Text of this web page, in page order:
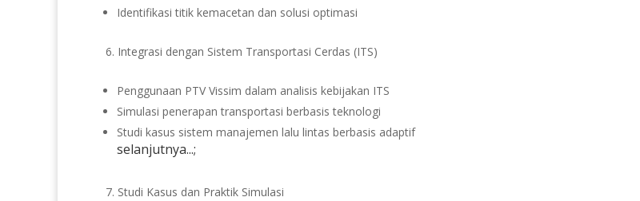
Identifikasi titik kemacetan dan solusi optimasi
Integrasi dengan Sistem Transportasi Cerdas (ITS)
Penggunaan PTV Vissim dalam analisis kebijakan ITS
Simulasi penerapan transportasi berbasis teknologi
Studi kasus sistem manajemen lalu lintas berbasis adaptif
selanjutnya...;
Studi Kasus dan Praktik Simulasi